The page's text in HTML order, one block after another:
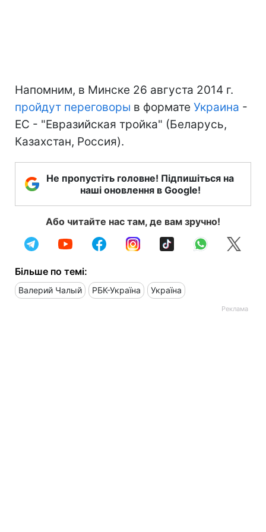
Напомним, в Минске 26 августа 2014 г.
пройдут переговоры в формате Украина -
ЕС - "Евразийская тройка" (Беларусь,
Казахстан, Россия).
Не пропустіть головне! Підпишіться на
наші оновлення в Google!
Або читайте нас там, де вам зручно!
Більше по темі:
Валерий Чалый РБК-Україна Україна